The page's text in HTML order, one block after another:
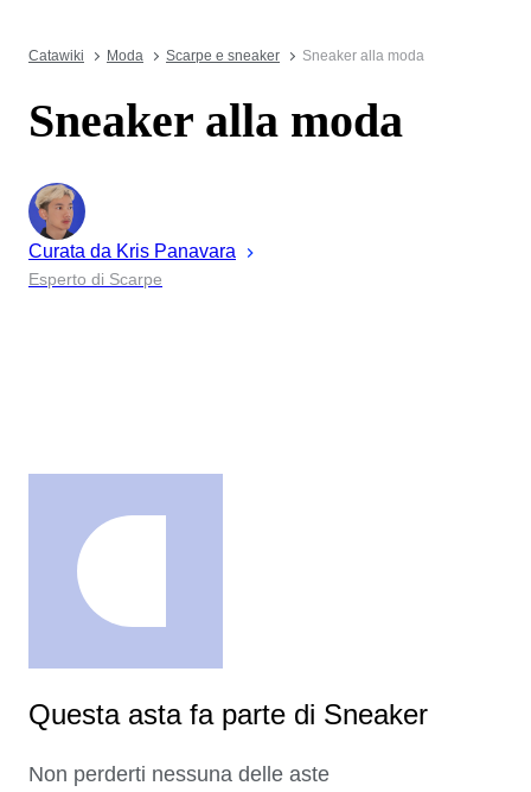
Catawiki Moda Scarpe e sneaker Sneaker alla moda
Sneaker alla moda
Curata da Kris Panavara
Esperto di Scarpe
Questa asta fa parte di Sneaker
Non perderti nessuna delle aste